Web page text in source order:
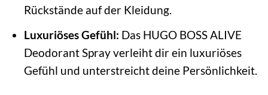
Rückstände auf der Kleidung.
Luxuriöses Gefühl: Das HUGO BOSS ALIVE
Deodorant Spray verleiht dir ein luxuriöses
Gefühl und unterstreicht deine Persönlichkeit.